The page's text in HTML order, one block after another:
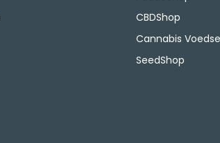
CBDShop
Cannabis
SeedShop